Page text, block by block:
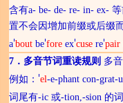
含有a- be- de- re- in- ex-
置不会因增加前缀或后缀
a bout be fore ex cuse re pair
7．多音节词重读规则 多
例如： el-e-phant con-grat-u
词尾有-ic 或-tion,-sion 的